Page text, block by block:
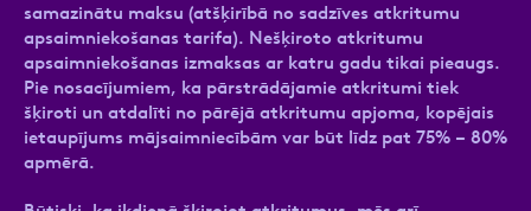
samazinātu maksu (atšķirībā no sadzīves atkritumu
apsaimniekošanas tarifa). Nešķiroto atkritumu
apsaimniekošanas izmaksas ar katru gadu tikai pieaugs.
Pie nosacījumiem, ka pārstrādājamie atkritumi tiek
šķiroti un atdalīti no pārējā atkritumu apjoma, kopējais
ietaupījums mājsaimniecībām var būt līdz pat 75% – 80%
apmērā.